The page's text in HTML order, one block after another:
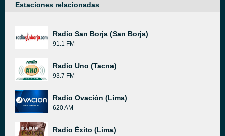
Estaciones relacionadas
Radio San Borja (San Borja)
91.1 FM
Radio Uno (Tacna)
93.7 FM
Radio Ovación (Lima)
620 AM
Radio Éxito (Lima)